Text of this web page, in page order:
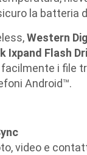
la batteria
Western
Ixpand Flash
i file
Android™.
video e